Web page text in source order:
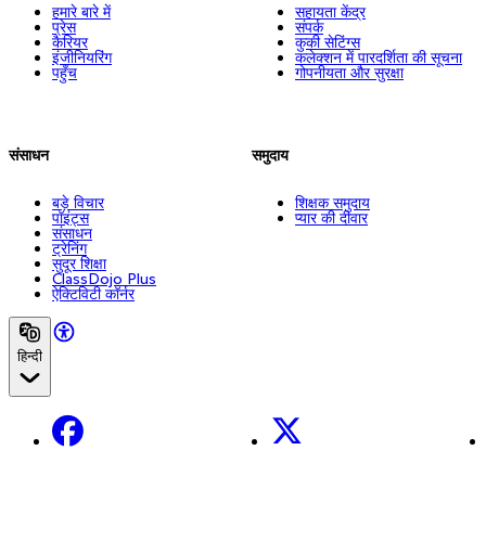
हमारे बारे में
प्रेस
कैरियर
इंजीनियरिंग
पहुँच
संसाधन
बड़े विचार
पॉइंट्स
संसाधन
ट्रेनिंग
सुदूर शिक्षा
ClassDojo Plus
ऐक्टिविटी कॉर्नर
सहायता केंद्र
संपर्क
कुकी सेटिंग्स
कलेक्शन में पारदर्शिता की सूचना
गोपनीयता और सुरक्षा
समुदाय
शिक्षक समुदाय
प्यार की दीवार
हिन्दी
Facebook X